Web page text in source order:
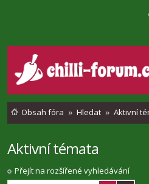
Obsah fóra Hledat Aktivní
Aktivní témata
Přejít na rozšířené vyhledávání